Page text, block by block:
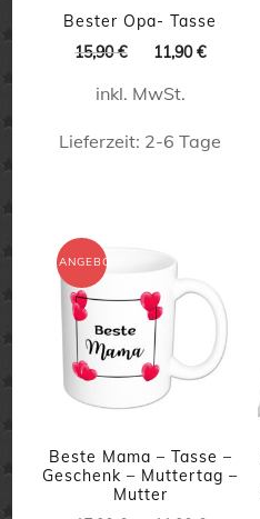
Bester Opa- Tasse
15,90€
Ursprünglicher
war:
11,90€
inkl. MwSt.
Lieferzeit: 2-6 Tage
weist
mehrere
Varianten
auf.
Die
können
auf
ANGEBOT!
Beste Mama – Tasse –
Geschenk – Muttertag –
Mutter